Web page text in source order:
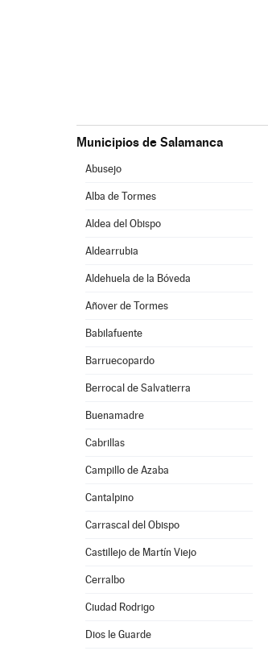
Municipios de Salamanca
Abusejo
Alba de Tormes
Aldea del Obispo
Aldearrubia
Aldehuela de la Bóveda
Añover de Tormes
Babilafuente
Barruecopardo
Berrocal de Salvatierra
Buenamadre
Cabrillas
Campillo de Azaba
Cantalpino
Carrascal del Obispo
Castillejo de Martín Viejo
Cerralbo
Ciudad Rodrigo
Dios le Guarde